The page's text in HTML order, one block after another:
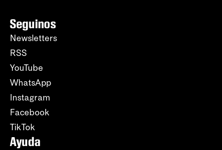
Seguinos
Newsletters
RSS
YouTube
WhatsApp
Instagram
Facebook
TikTok
Ayuda